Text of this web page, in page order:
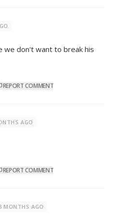
we don't want to break his
REPORT COMMENT
AGO
REPORT COMMENT
MONTHS AGO